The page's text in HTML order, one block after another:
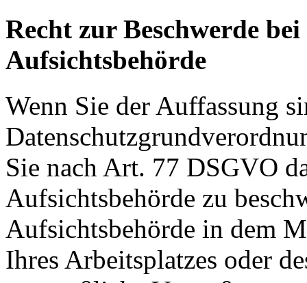
Recht zur Beschwerde
Aufsichtsbehörde
Wenn Sie der Auffassung
Sie nach Art. 77 DSGVO
Aufsichtsbehörde zu
Aufsichtsbehörde in dem
Ihres Arbeitsplatzes oder